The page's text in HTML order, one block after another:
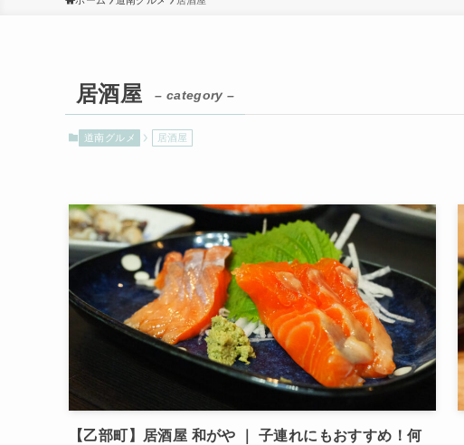
居酒屋 – category –
道南グルメ 居酒屋
【乙部町】居酒屋 和がや ｜ 子連れにもおすすめ！何